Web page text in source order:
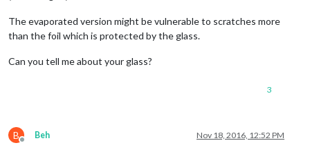
The evaporated version might be vulnerable to scratches more
than the foil which is protected by the glass.
Can you tell me about your glass?
3
B
Offline
Beh Nov 18, 2016, 12:52 PM